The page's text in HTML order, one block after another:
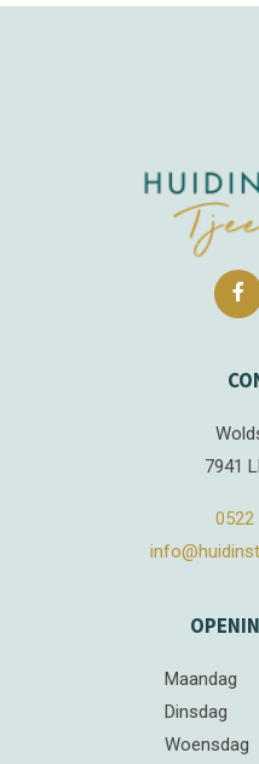
7941
0522
Maandag
Dinsdag
Woensdag